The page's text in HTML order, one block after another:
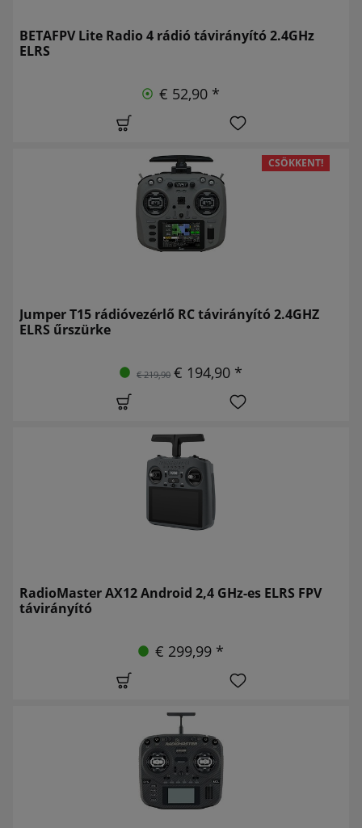
BETAFPV Lite Radio 4 rádió távirányító 2.4GHz
ELRS
€ 52,90 *
CSÖKKENT!
Jumper T15 rádióvezérlő RC távirányító 2.4GHZ
ELRS űrszürke
€ 219,90 € 194,90 *
RadioMaster AX12 Android 2,4 GHz-es ELRS FPV
távirányító
€ 299,99 *